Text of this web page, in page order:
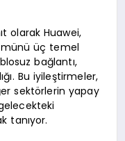
olarak Huawei,
üç temel
bağlantı,
Bu iyileştirmeler,
sektörlerin yapay
tanıyor.